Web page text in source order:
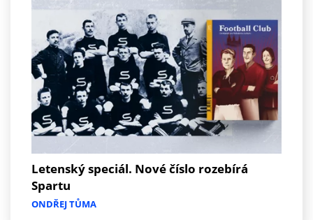
Letenský speciál. Nové číslo rozebírá
Spartu
ONDŘEJ TŮMA